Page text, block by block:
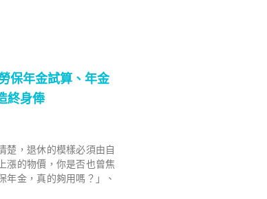
保年金試算、年金
終身俸
楚，退休的模樣必須由自
漲的物價，你是否也曾焦
年金，真的夠用嗎？」、